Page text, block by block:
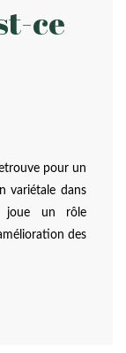
ce
pour un
variétale dans
joue un rôle
des